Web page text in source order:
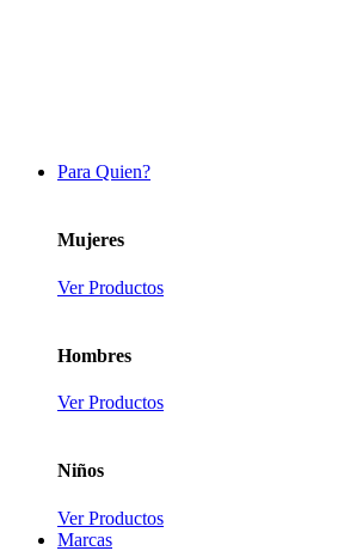
Para Quien?
Mujeres
Ver Productos
Hombres
Ver Productos
Niños
Ver Productos
Marcas